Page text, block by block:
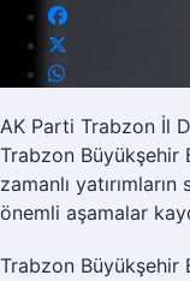
AK Parti Trabzon İl
Trabzon Büyükşehir
zamanlı
önemli aşamalar
Trabzon Büyükşehir